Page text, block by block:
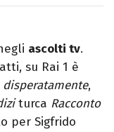
viaggi e
pizza e della
ascolti tv.
su Rai 1 è
disperatamente,
turca Racconto
per Sigfrido